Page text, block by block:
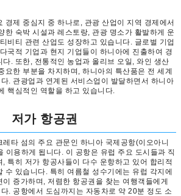
경제 중심지 중 하나로, 관광 산업이 지역 경제에서
한 숙박 시설과 레스토랑, 관광 명소가 활발하게 운
비티 관련 산업도 성장하고 있습니다. 글로벌 기업
국적 기업과 현지 기업들이 하니아에 진출하여 경
. 또한, 전통적인 농업과 올리브 오일, 와인 생산
요한 부분을 차지하며, 하니아의 특산품은 전 세계
. 관광업과 연계된 서비스업이 발달하면서 하니아
핵심적인 역할을 하고 있습니다.
저가 항공권
타 섬의 주요 관문인 하니아 국제공항(이오아니
이용하게 됩니다. 이 공항은 유럽 주요 도시들과 직
특히 저가 항공사들이 다수 운항하고 있어 합리적
수 있습니다. 특히 여름철 성수기에는 유럽 각지에
증가하며, 저렴한 항공권을 찾는 여행객들에게
. 공항에서 도심까지는 자동차로 약 20분 정도 소